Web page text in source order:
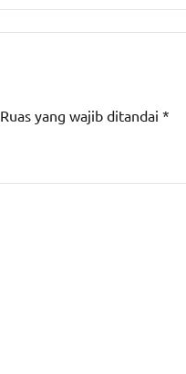
Ruas yang wajib ditandai *